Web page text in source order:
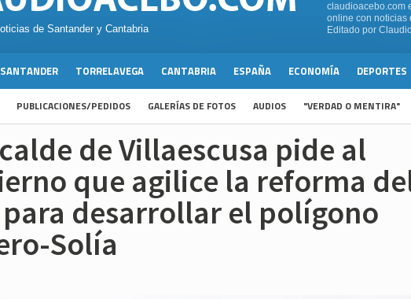
de Santander y Cantabria
claudioacebo.com
online con noticias
Editado por
SANTANDER TORRELAVEGA CANTABRIA ESPAÑA ECONOMÍA DEPORTES
PUBLICACIONES/PEDIDOS GALERÍAS DE FOTOS AUDIOS "VERDAD O MENTIRA"
de Villaescusa pide al
que agilice la reforma
para desarrollar el polígono
Solía